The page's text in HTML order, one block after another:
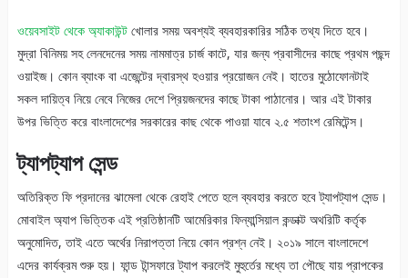
ওয়েবসাইট থেকে অ্যাকাউন্ট খোলার সময় অবশ্যই ব্যবহারকারির সঠিক তথ্য দিতে হবে।
মুদ্রা বিনিময় সহ লেনদেনের সময় নামমাত্র চার্জ কাটে, যার জন্য প্রবাসীদের কাছে প্রথম পছন্দ
ওয়াইজ। কোন ব্যাংক বা এজেন্টের দ্বারস্থ হওয়ার প্রয়োজন নেই। হাতের মুঠোফোনটাই
সকল দায়িত্ব নিয়ে নেবে নিজের দেশে প্রিয়জনদের কাছে টাকা পাঠানোর। আর এই টাকার
উপর ভিত্তি করে বাংলাদেশের সরকারের কাছ থেকে পাওয়া যাবে ২.৫ শতাংশ রেমিটেন্স।
ট্যাপট্যাপ সেন্ড
অতিরিক্ত ফি প্রদানের ঝামেলা থেকে রেহাই পেতে হলে ব্যবহার করতে হবে ট্যাপট্যাপ সেন্ড।
মোবাইল অ্যাপ ভিত্তিক এই প্রতিষ্ঠানটি আমেরিকার ফিন্যান্সিয়াল কন্ডাক্ট অথরিটি কর্তৃক
অনুমোদিত, তাই এতে অর্থের নিরাপত্তা নিয়ে কোন প্রশ্ন নেই। ২০১৯ সালে বাংলাদেশে
এদের কার্যক্রম শুরু হয়। ফান্ড টান্সফারে ট্যাপ করলেই মুহুর্তের মধ্যে তা পৌছে যায় প্রাপকের